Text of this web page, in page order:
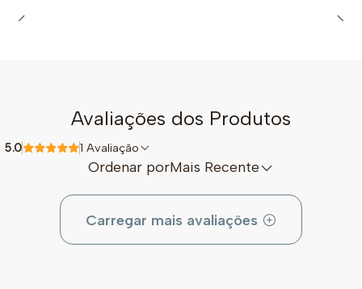
Avaliações dos Produtos
5.0 1 Avaliação
Ordenar porMais Recente
Carregar mais avaliações